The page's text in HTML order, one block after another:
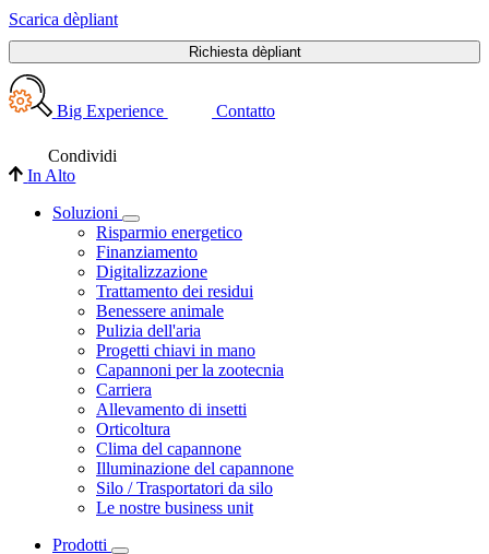
Scarica dèpliant
Richiesta dèpliant
Big Experience Contatto
Condividi
In Alto
Soluzioni
Risparmio energetico
Finanziamento
Digitalizzazione
Trattamento dei residui
Benessere animale
Pulizia dell'aria
Progetti chiavi in mano
Capannoni per la zootecnia
Carriera
Allevamento di insetti
Orticoltura
Clima del capannone
Illuminazione del capannone
Silo / Trasportatori da silo
Le nostre business unit
Prodotti